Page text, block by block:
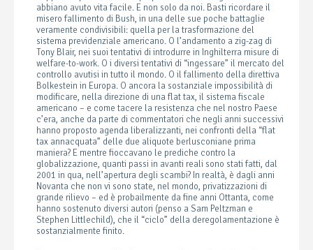
abbiano avuto vita facile. E non solo da noi. Basti ricordare il
misero fallimento di Bush, in una delle sue poche battaglie
veramente condivisibili: quella per la trasformazione del
sistema previdenziale americano. O l’andamento a zig-zag di
Tony Blair, nei suoi tentativi di introdurre in Inghilterra misure di
welfare-to-work. O i diversi tentativi di “ingessare” il mercato del
controllo avutisi in tutto il mondo. O il fallimento della direttiva
Bolkestein in Europa. O ancora la sostanziale impossibilità di
modificare, nella direzione di una flat tax, il sistema fiscale
americano – e come tacere la resistenza che nel nostro Paese
c’era, anche da parte di commentatori che negli anni successivi
hanno proposto agenda liberalizzanti, nei confronti della “flat
tax annacquata” delle due aliquote berlusconiane prima
maniera? E mentre fioccavano le prediche contro la
globalizzazione, quanti passi in avanti reali sono stati fatti, dal
2001 in qua, nell’apertura degli scambi? In realtà, è dagli anni
Novanta che non vi sono state, nel mondo, privatizzazioni di
grande rilievo – ed è probailmente da fine anni Ottanta, come
hanno sostenuto diversi autori (penso a Sam Peltzman e
Stephen Littlechild), che il “ciclo” della deregolamentazione è
sostanzialmente finito.